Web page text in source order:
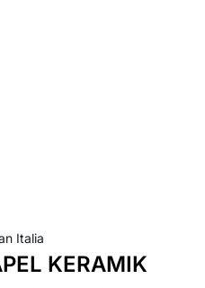
Italia
KERAMIK